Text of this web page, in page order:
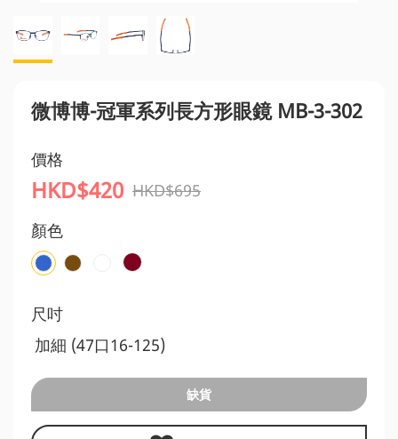
微博博-冠軍系列長方形眼鏡 MB-3-302
價格
HKD$420 HKD$695
顏色
尺吋
加細 (47口16-125)
缺貨